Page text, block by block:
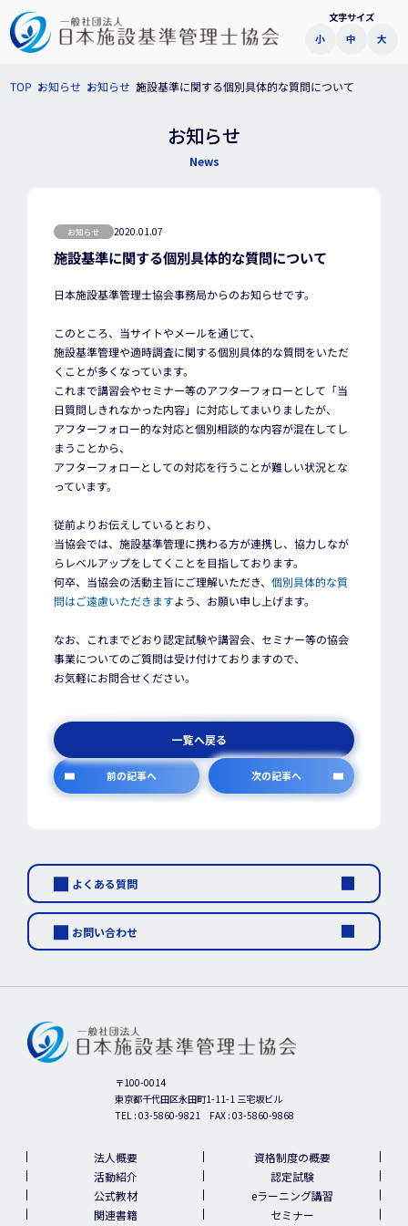
文字サイズ
小 中 大
TOP お知らせ お知らせ 施設基準に関する個別具体的な質問について
お知らせ
News
お知らせ 2020.01.07
施設基準に関する個別具体的な質問について
日本施設基準管理士協会事務局からのお知らせです。
このところ、当サイトやメールを通じて、
施設基準管理や適時調査に関する個別具体的な質問をいただ
くことが多くなっています。
これまで講習会やセミナー等のアフターフォローとして「当
日質問しきれなかった内容」に対応してまいりましたが、
アフターフォロー的な対応と個別相談的な内容が混在してし
まうことから、
アフターフォローとしての対応を行うことが難しい状況とな
っています。
従前よりお伝えしているとおり、
当協会では、施設基準管理に携わる方が連携し、協力しなが
らレベルアップをしてくことを目指しております。
何卒、当協会の活動主旨にご理解いただき、個別具体的な質
問はご遠慮いただきますよう、お願い申し上げます。
なお、これまでどおり認定試験や講習会、セミナー等の協会
事業についてのご質問は受け付けておりますので、
お気軽にお問合せください。
前の記事へ
一覧へ戻る
次の記事へ
よくある質問
お問い合わせ
〒100-0014
東京都千代田区永田町1-11-1 三宅坂ビル
TEL : 03-5860-9821 FAX : 03-5860-9868
法人概要
資格制度の概要
活動紹介
認定試験
公式教材
eラーニング講習
関連書籍
セミナー